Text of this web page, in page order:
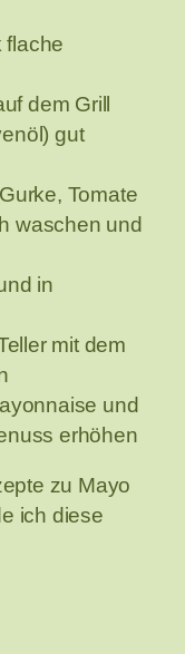
flache
dem Grill
gut
Tomate
waschen und
in
mit dem
und
erhöhen
zu Mayo
ich diese